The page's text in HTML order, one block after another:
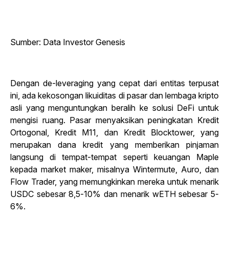
Sumber: Data Investor Genesis
Dengan de-leveraging yang cepat dari entitas terpusat
ini, ada kekosongan likuiditas di pasar dan lembaga kripto
asli yang menguntungkan beralih ke solusi DeFi untuk
mengisi ruang. Pasar menyaksikan peningkatan Kredit
Ortogonal, Kredit M11, dan Kredit Blocktower, yang
merupakan dana kredit yang memberikan pinjaman
langsung di tempat-tempat seperti keuangan Maple
kepada market maker, misalnya Wintermute, Auro, dan
Flow Trader, yang memungkinkan mereka untuk menarik
USDC sebesar 8,5-10% dan menarik wETH sebesar 5-
6%.